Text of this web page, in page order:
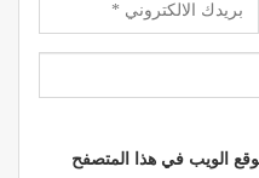
الويب في هذا المتصفح